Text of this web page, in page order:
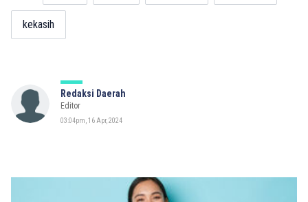
kekasih
Redaksi Daerah
Editor
03:04pm, 16 Apr, 2024